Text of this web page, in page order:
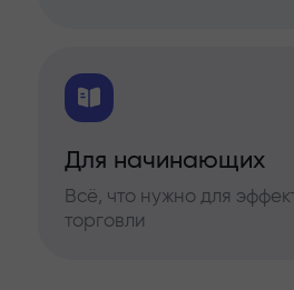
Для начинающих
Всё, что нужно для
торговли